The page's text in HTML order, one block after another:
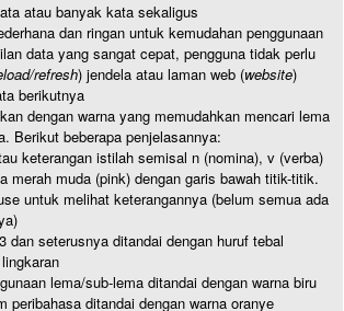
atau banyak kata sekaligus
dan ringan untuk kemudahan penggunaan
data yang sangat cepat, pengguna tidak perlu
refresh) jendela atau laman web (website)
berikutnya
dengan warna yang memudahkan mencari lema
Berikut beberapa penjelasannya:
keterangan istilah semisal n (nomina), v (verba)
merah muda (pink) dengan garis bawah titik-titik.
untuk melihat keterangannya (belum semua ada
dan seterusnya ditandai dengan huruf tebal
lema/sub-lema ditandai dengan warna biru
peribahasa ditandai dengan warna oranye